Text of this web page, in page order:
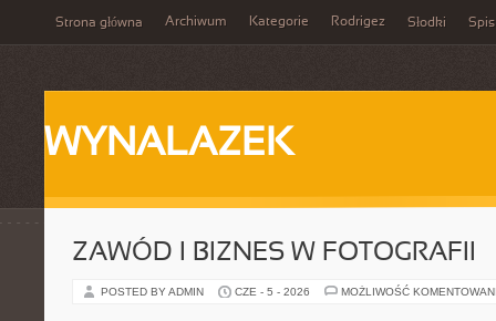
Strona główna Archiwum Kategorie Rodrigez Słodki Spis
WYNALAZEK
ZAWÓD I BIZNES W FOTOGRAFII
POSTED BY ADMIN CZE - 5 - 2026 MOŻLIWOŚĆ